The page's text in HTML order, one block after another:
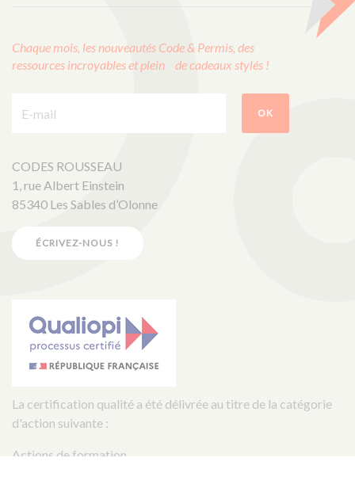
Chaque mois, les nouveautés Code & Permis, des
ressources incroyables et plein de cadeaux stylés !
OK
CODES ROUSSEAU
1, rue Albert Einstein
85340 Les Sables d’Olonne
ÉCRIVEZ-NOUS !
La certification qualité a été délivrée au titre de la catégorie
d'action suivante :
Actions de formation